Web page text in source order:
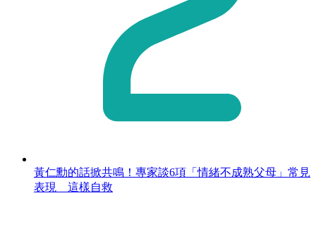
黃仁勳的話掀共鳴！專家談6項「情緒不成熟父母」常見
表現 這樣自救